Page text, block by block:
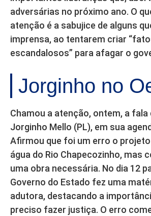
adversárias no próximo ano. O
atenção é a sabujice de alguns
imprensa, ao tentarem criar
escandalosos” para afagar o
Jorginho no
Chamou a atenção, ontem, a
Jorginho Mello (PL), em sua
Afirmou que foi um erro o
água do Rio Chapecozinho, mas
uma obra necessária. No dia 12
Governo do Estado fez uma
adutora, destacando a
preciso fazer justiça. O erro